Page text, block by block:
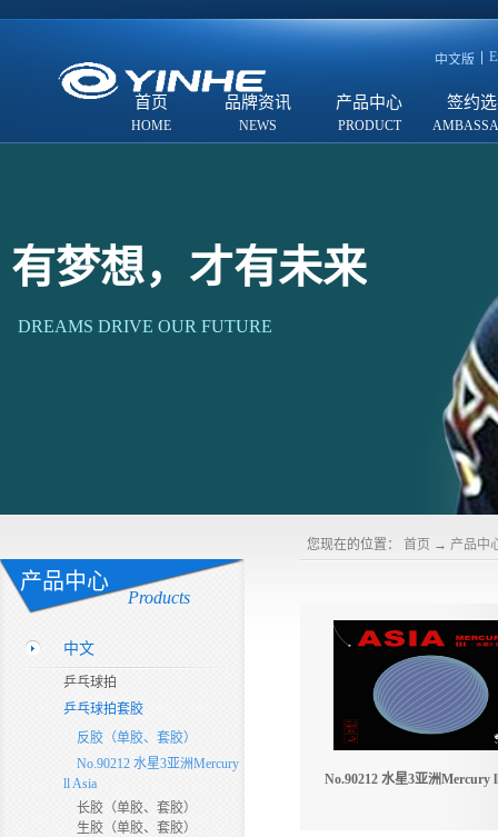
中文版
首页 品牌资讯 产品中心 签约
有梦想，才有未来
DREAMS DRIVE OUR FUTURE
产品中心
Products
中文
乒乓球拍
乒乓球拍套胶
反胶（单胶、套胶）
No.90212 水星3亚洲Mercury
ll Asia
长胶（单胶、套胶）
生胶（单胶、套胶）
您现在的位置： 首页 → 产品中
No.90212 水星3亚洲Mercury